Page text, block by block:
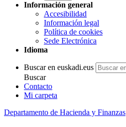
Información general
Accesibilidad
Información legal
Política de cookies
Sede Electrónica
Idioma
Buscar en euskadi.eus
Buscar
Contacto
Mi carpeta
Departamento de Hacienda y Finanzas